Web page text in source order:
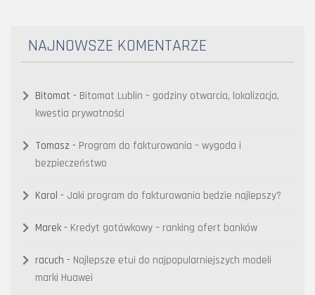
NAJNOWSZE KOMENTARZE
Bitomat - Bitomat Lublin – godziny otwarcia, lokalizacja,
kwestia prywatności
Tomasz - Program do fakturowania – wygoda i
bezpieczeństwo
Karol - Jaki program do fakturowania będzie najlepszy?
Marek - Kredyt gotówkowy – ranking ofert banków
racuch - Najlepsze etui do najpopularniejszych modeli
marki Huawei